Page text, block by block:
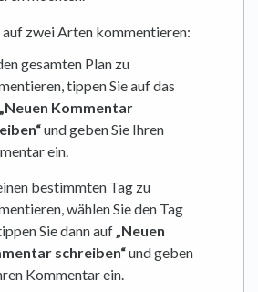
auf zwei Arten kommentieren:
gesamten Plan zu
tippen Sie auf das
„Neuen Kommentar
und geben Sie Ihren
ein.
bestimmten Tag zu
wählen Sie den Tag
Sie dann auf„Neuen
schreiben“und geben
Kommentar ein.